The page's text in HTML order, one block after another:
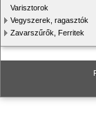
Varisztorok
Vegyszerek, ragasztók
Zavarszűrők, Ferritek